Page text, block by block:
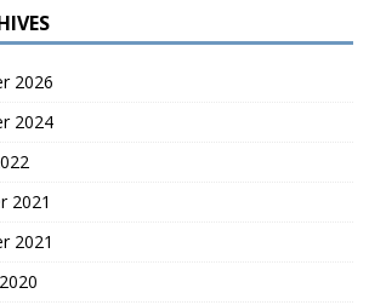
2026
2024
2021
2021